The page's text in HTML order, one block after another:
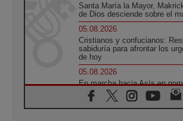
Santa María la Mayor,
de Dios desciende sobre el
05.08.2026
Cristianos y confucianos:
sabiduría para afrontar los
de hoy
05.08.2026
En marcha hacia Asís en
Francisco, a la espera de León
05.08.2026